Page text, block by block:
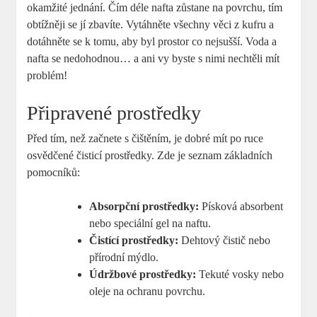
okamžité jednání. Čím déle nafta zůstane na povrchu, tím
obtížněji se jí zbavíte. Vytáhněte všechny věci z kufru a
dotáhněte se k tomu, aby byl prostor co nejsušší. Voda a
nafta se nedohodnou… a ani vy byste s nimi nechtěli mít
problém!
Připravené prostředky
Před tím, než začnete s čištěním, je dobré mít po ruce
osvědčené čisticí prostředky. Zde je seznam základních
pomocníků:
Absorpční prostředky: Písková absorbent
nebo speciální gel na naftu.
Čistící prostředky: Dehtový čistič nebo
přírodní mýdlo.
Údržbové prostředky: Tekuté vosky nebo
oleje na ochranu povrchu.